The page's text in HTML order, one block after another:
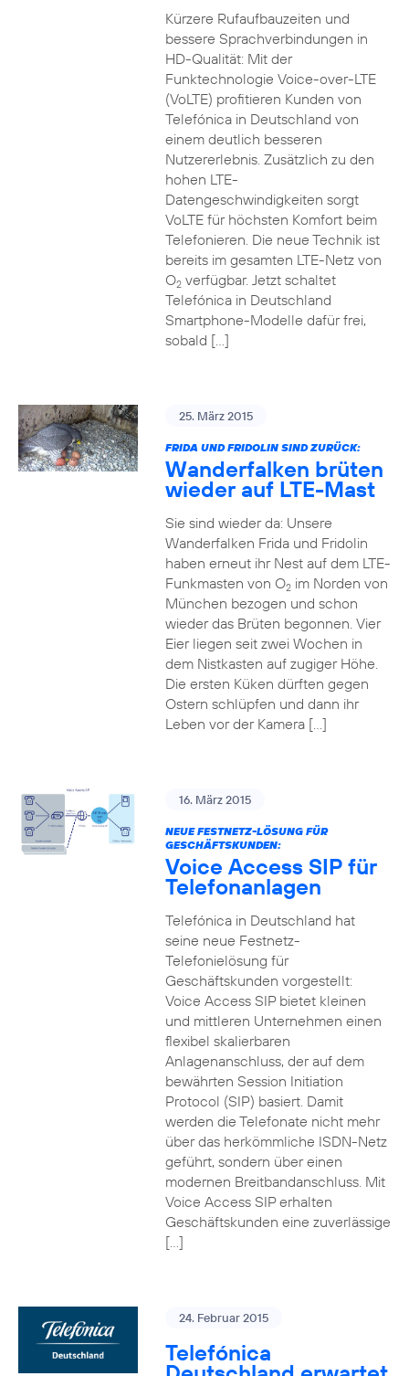
Kürzere Rufaufbauzeiten und
bessere Sprachverbindungen in
HD-Qualität: Mit der
Funktechnologie Voice-over-LTE
(VoLTE) profitieren Kunden von
Telefónica in Deutschland von
einem deutlich besseren
Nutzererlebnis. Zusätzlich zu den
hohen LTE-
Datengeschwindigkeiten sorgt
VoLTE für höchsten Komfort beim
Telefonieren. Die neue Technik ist
bereits im gesamten LTE-Netz von
O2verfügbar. Jetzt schaltet
Telefónica in Deutschland
Smartphone-Modelle dafür frei,
sobald […]
25. März 2015
FRIDA UND FRIDOLIN SIND ZURÜCK:
Wanderfalken brüten
wieder auf LTE-Mast
Sie sind wieder da: Unsere
Wanderfalken Frida und Fridolin
haben erneut ihr Nest auf dem LTE-
Funkmasten von O2im Norden von
München bezogen und schon
wieder das Brüten begonnen. Vier
Eier liegen seit zwei Wochen in
dem Nistkasten auf zugiger Höhe.
Die ersten Küken dürften gegen
Ostern schlüpfen und dann ihr
Leben vor der Kamera […]
16. März 2015
NEUE FESTNETZ-LÖSUNG FÜR
GESCHÄFTSKUNDEN:
Voice Access SIP für
Telefonanlagen
Telefónica in Deutschland hat
seine neue Festnetz-
Telefonielösung für
Geschäftskunden vorgestellt:
Voice Access SIP bietet kleinen
und mittleren Unternehmen einen
flexibel skalierbaren
Anlagenanschluss, der auf dem
bewährten Session Initiation
Protocol (SIP) basiert. Damit
werden die Telefonate nicht mehr
über das herkömmliche ISDN-Netz
geführt, sondern über einen
modernen Breitbandanschluss. Mit
Voice Access SIP erhalten
Geschäftskunden eine zuverlässige
[…]
24. Februar 2015
Telefónica